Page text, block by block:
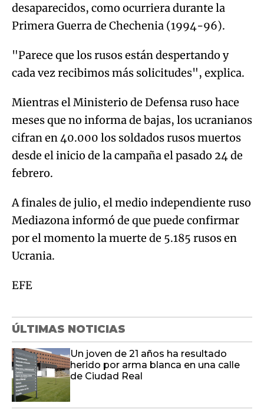
desaparecidos, como ocurriera durante la
Primera Guerra de Chechenia (1994-96).
"Parece que los rusos están despertando y
cada vez recibimos más solicitudes", explica.
Mientras el Ministerio de Defensa ruso hace
meses que no informa de bajas, los ucranianos
cifran en 40.000 los soldados rusos muertos
desde el inicio de la campaña el pasado 24 de
febrero.
A finales de julio, el medio independiente ruso
Mediazona informó de que puede confirmar
por el momento la muerte de 5.185 rusos en
Ucrania.
EFE
ÚLTIMAS NOTICIAS
Un joven de 21 años ha resultado
herido por arma blanca en una calle
de Ciudad Real